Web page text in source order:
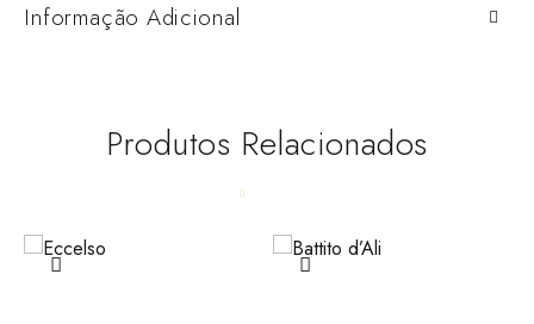
Informação Adicional
Produtos Relacionados